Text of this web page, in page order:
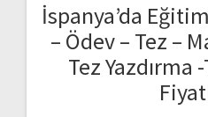
İspanya’da
– Ödev – Tez –
Tez Yazdırma